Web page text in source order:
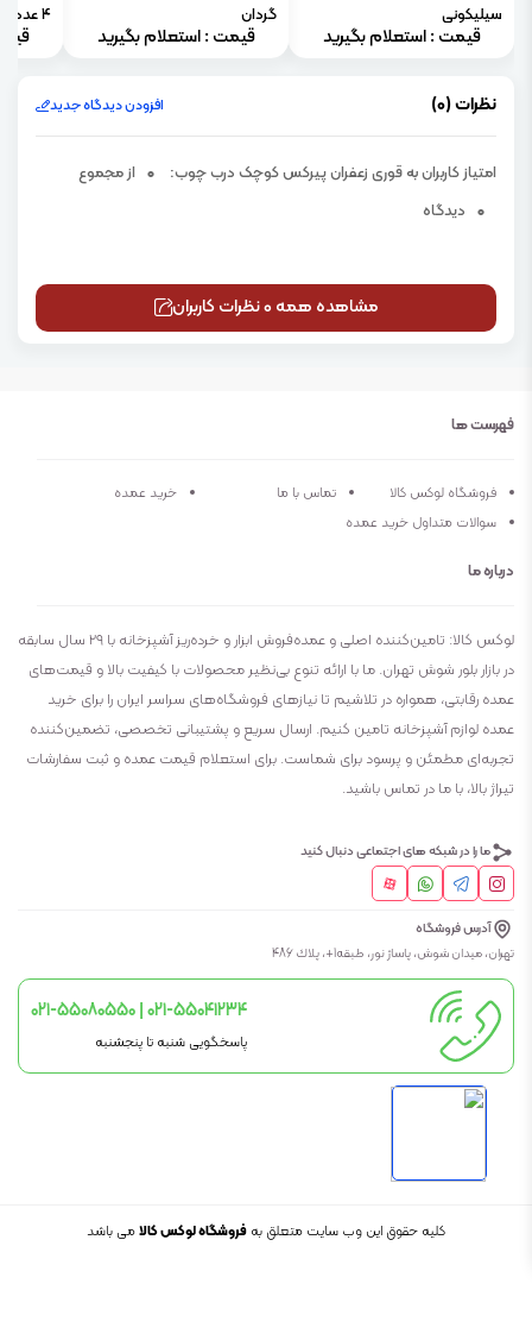
سیلیکونی
قیمت : استعلام بگیرید
گردان
قیمت : استعلام بگیرید
4 عددی)
نظرات (0) افزودن دیدگاه جدید
امتیاز کاربران به قوری زعفران پیرکس کوچک درب چوب: 0 از مجموع
0 دیدگاه
مشاهده همه 0 نظرات کاربران
فهرست ها
فروشگاه لوکس کالا تماس با ما
خرید عمده
سوالات متداول خرید عمده
درباره ما
لوکس کالا: تامین‌کننده اصلی و عمده‌فروش ابزار و خرده‌ریز آشپزخانه با ۲۹ سال سابقه
در بازار بلور شوش تهران. ما با ارائه تنوع بی‌نظیر محصولات با کیفیت بالا و قیمت‌های
عمده رقابتی، همواره در تلاشیم تا نیازهای فروشگاه‌های سراسر ایران را برای خرید
عمده لوازم آشپزخانه تامین کنیم. ارسال سریع و پشتیبانی تخصصی، تضمین‌کننده
تجربه‌ای مطمئن و پرسود برای شماست. برای استعلام قیمت عمده و ثبت سفارشات
تیراژ بالا، با ما در تماس باشید.
ما را در شبکه های اجتماعی دنبال کنید
آدرس فروشگاه
تهران، ميدان شوش، پاساژ نور، طبقه1+، پلاك 486
021-55080550 | 021-55041234
پاسخگویی شنبه تا پنجشنبه
کلیه حقوق این وب سایت متعلق به فروشگاه لوکس کالامی باشد